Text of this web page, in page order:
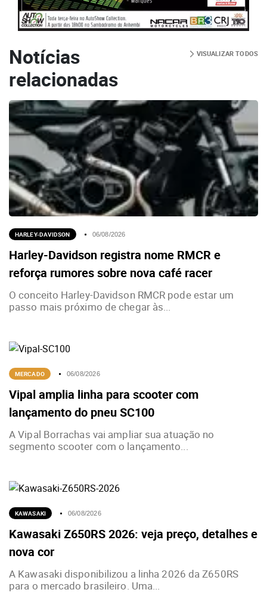
Notícias
relacionadas
VISUALIZAR TODOS
HARLEY-DAVIDSON 06/08/2026
Harley-Davidson registra nome RMCR e
reforça rumores sobre nova café racer
O conceito Harley-Davidson RMCR pode estar um
passo mais próximo de chegar às...
MERCADO 06/08/2026
Vipal amplia linha para scooter com
lançamento do pneu SC100
A Vipal Borrachas vai ampliar sua atuação no
segmento scooter com o lançamento...
KAWASAKI 06/08/2026
Kawasaki Z650RS 2026: veja preço, detalhes e
nova cor
A Kawasaki disponibilizou a linha 2026 da Z650RS
para o mercado brasileiro. Uma...